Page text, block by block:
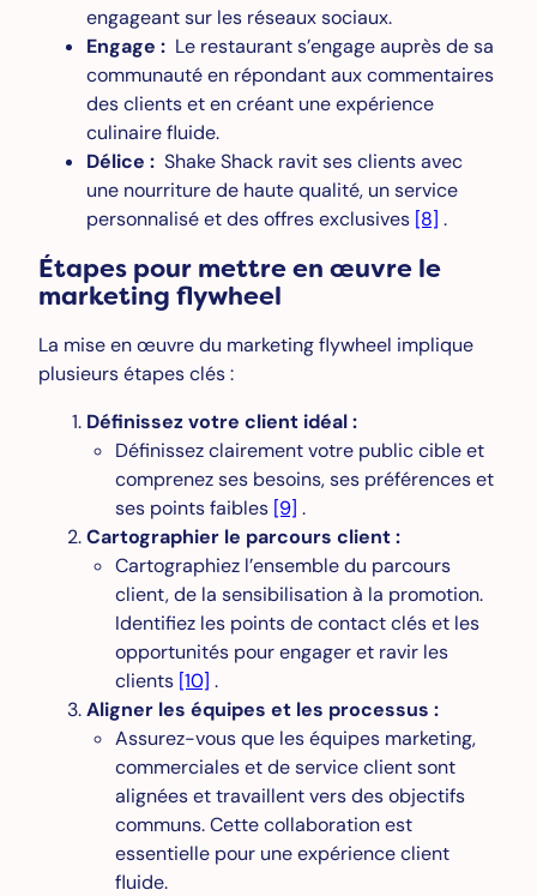
engageant sur les réseaux sociaux.
Engage : Le restaurant s’engage auprès de sa
communauté en répondant aux commentaires
des clients et en créant une expérience
culinaire fluide.
Délice : Shake Shack ravit ses clients avec
une nourriture de haute qualité, un service
personnalisé et des offres exclusives [8] .
Étapes pour mettre en œuvre le
marketing flywheel
La mise en œuvre du marketing flywheel implique
plusieurs étapes clés :
Définissez votre client idéal :
Définissez clairement votre public cible et
comprenez ses besoins, ses préférences et
ses points faibles [9] .
Cartographier le parcours client :
Cartographiez l’ensemble du parcours
client, de la sensibilisation à la promotion.
Identifiez les points de contact clés et les
opportunités pour engager et ravir les
clients [10] .
Aligner les équipes et les processus :
Assurez-vous que les équipes marketing,
commerciales et de service client sont
alignées et travaillent vers des objectifs
communs. Cette collaboration est
essentielle pour une expérience client
fluide.